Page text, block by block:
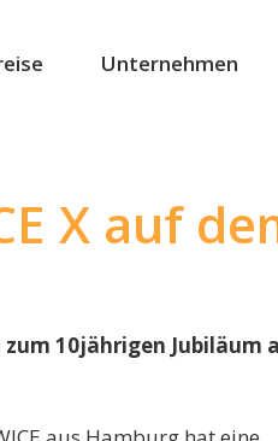
Unternehmen
X auf
zum 10jährigen Jubiläum